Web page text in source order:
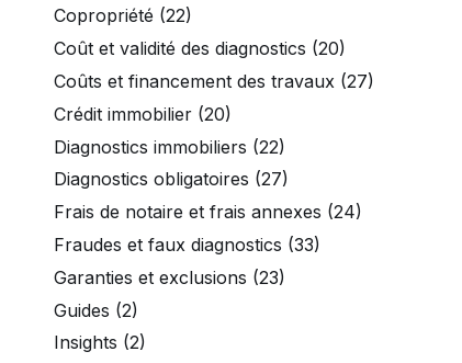
Copropriété (22)
Coût et validité des diagnostics (20)
Coûts et financement des travaux (27)
Crédit immobilier (20)
Diagnostics immobiliers (22)
Diagnostics obligatoires (27)
Frais de notaire et frais annexes (24)
Fraudes et faux diagnostics (33)
Garanties et exclusions (23)
Guides (2)
Insights (2)